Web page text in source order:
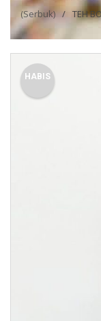
(Serbuk) / TEH
HABIS